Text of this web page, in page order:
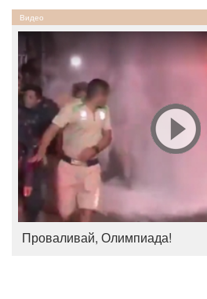
Видео
Проваливай, Олимпиада!